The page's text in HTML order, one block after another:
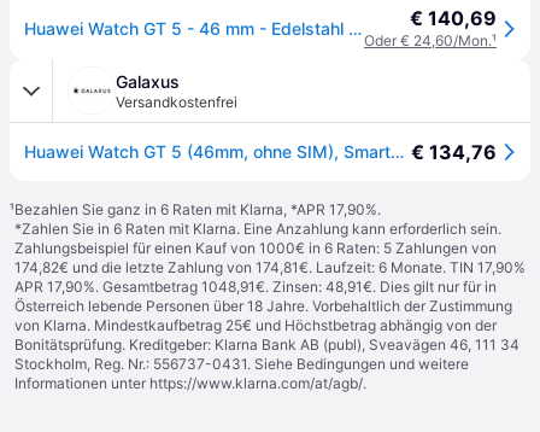
Huawei Watch GT 5 - 46 mm - Edelstahl - intelligente Uhr mit Riemen - Flouroelastomer - schwarz - Handgelenkgröße: 140-210 mm - Anzeige 3,6 cm (1,43) - NFC, Bluetooth - 77 g (55020DKM) € 140,69
Oder € 24,60/Mon.¹
Galaxus
Versandkostenfrei
Huawei Watch GT 5 (46mm, ohne SIM), Smartwatch € 134,76
¹Bezahlen Sie ganz in 6 Raten mit Klarna, *APR 17,90%.
*Zahlen Sie in 6 Raten mit Klarna. Eine Anzahlung kann erforderlich sein.
Zahlungsbeispiel für einen Kauf von 1000€ in 6 Raten: 5 Zahlungen von
174,82€ und die letzte Zahlung von 174,81€. Laufzeit: 6 Monate. TIN 17,90%
APR 17,90%. Gesamtbetrag 1048,91€. Zinsen: 48,91€. Dies gilt nur für in
Österreich lebende Personen über 18 Jahre. Vorbehaltlich der Zustimmung
von Klarna. Mindestkaufbetrag 25€ und Höchstbetrag abhängig von der
Bonitätsprüfung. Kreditgeber: Klarna Bank AB (publ), Sveavägen 46, 111 34
Stockholm, Reg. Nr.: 556737-0431. Siehe Bedingungen und weitere
Informationen unter https://www.klarna.com/at/agb/.